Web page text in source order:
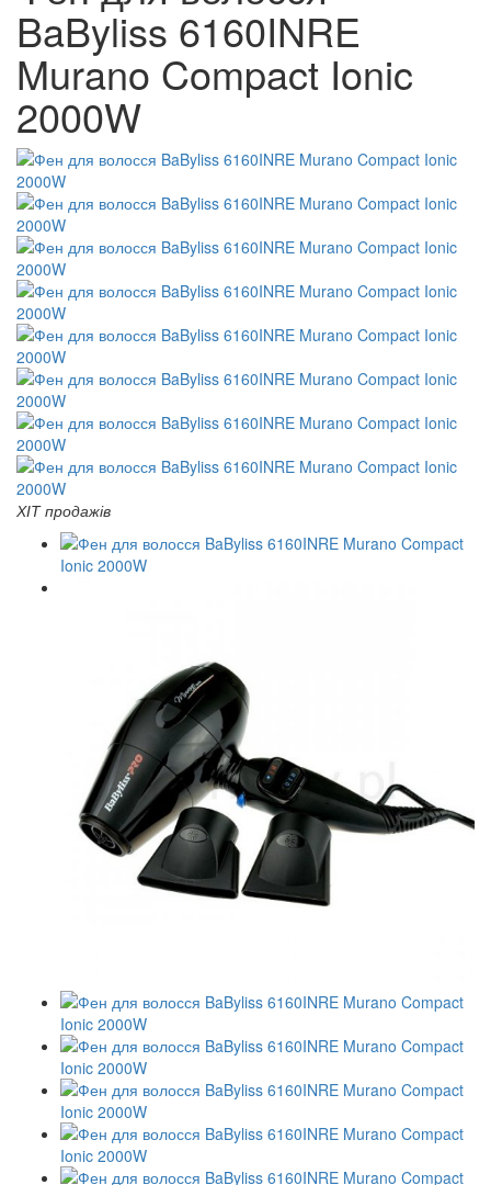
BaByliss 6160INRE
Murano Compact Ionic
2000W
ХІТ продажів